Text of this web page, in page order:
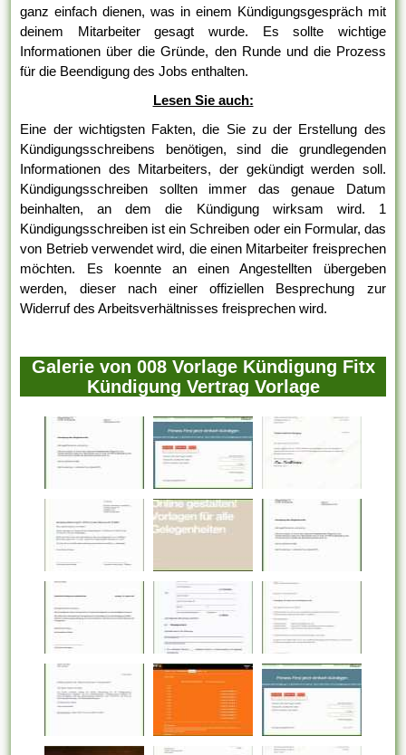
ganz einfach dienen, was in einem Kündigungsgespräch mit
deinem Mitarbeiter gesagt wurde. Es sollte wichtige
Informationen über die Gründe, den Runde und die Prozess
für die Beendigung des Jobs enthalten.
Lesen Sie auch:
Eine der wichtigsten Fakten, die Sie zu der Erstellung des
Kündigungsschreibens benötigen, sind die grundlegenden
Informationen des Mitarbeiters, der gekündigt werden soll.
Kündigungsschreiben sollten immer das genaue Datum
beinhalten, an dem die Kündigung wirksam wird. 1
Kündigungsschreiben ist ein Schreiben oder ein Formular, das
von Betrieb verwendet wird, die einen Mitarbeiter freisprechen
möchten. Es koennte an einen Angestellten übergeben
werden, dieser nach einer offiziellen Besprechung zur
Widerruf des Arbeitsverhältnisses freisprechen wird.
Galerie von 008 Vorlage Kündigung Fitx
Kündigung Vertrag Vorlage